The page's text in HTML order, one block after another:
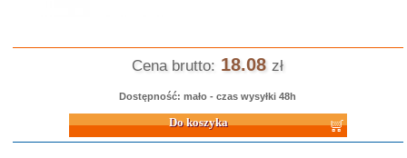
Cena brutto: 18.08 zł
Dostępność: mało - czas wysyłki 48h
Do koszyka